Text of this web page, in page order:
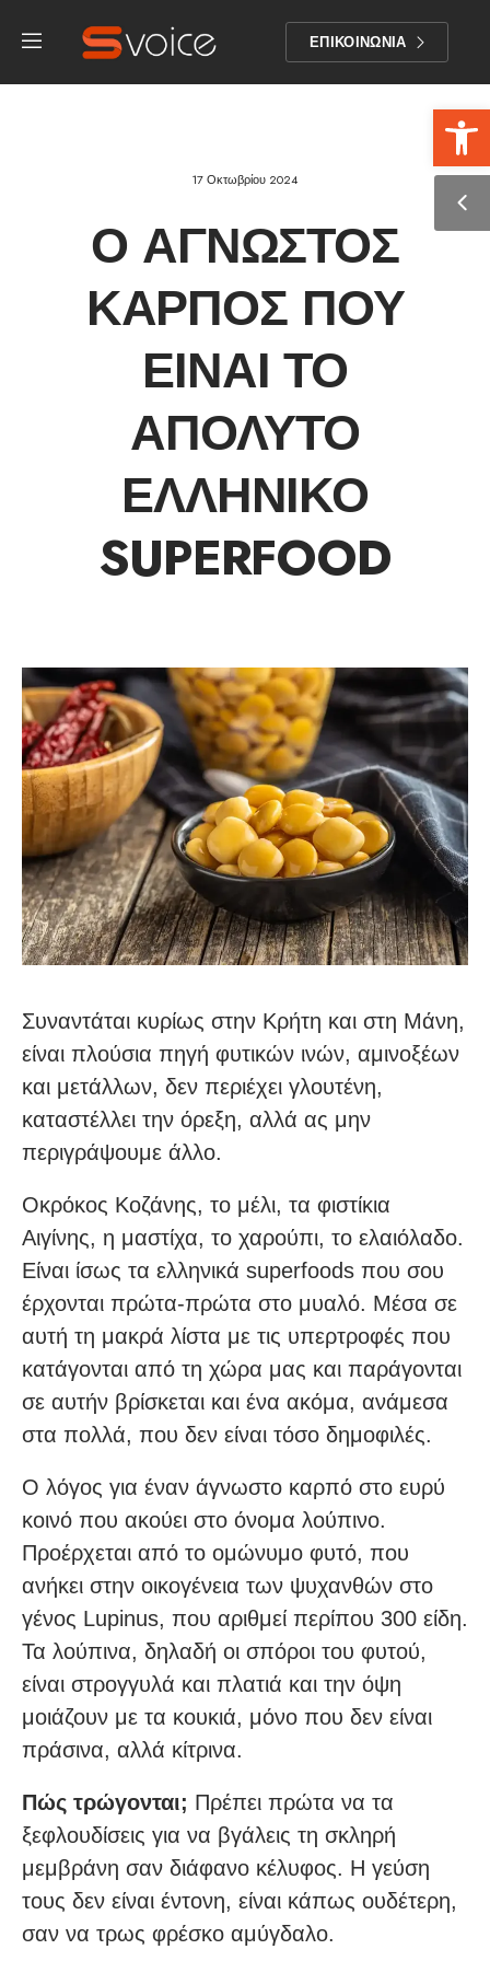
ΕΠΙΚΟΙΝΩΝΙΑ
17 Οκτωβρίου 2024
Ο ΆΓΝΩΣΤΟΣ
ΚΑΡΠΌΣ ΠΟΥ
ΕΊΝΑΙ ΤΟ
ΑΠΌΛΥΤΟ
ΕΛΛΗΝΙΚΌ
SUPERFOOD
Συναντάται κυρίως στην Κρήτη και στη Μάνη,
είναι πλούσια πηγή φυτικών ινών, αμινοξέων
και μετάλλων, δεν περιέχει γλουτένη,
καταστέλλει την όρεξη, αλλά ας μην
περιγράψουμε άλλο.
Οκρόκος Κοζάνης, το μέλι, τα φιστίκια
Αιγίνης, η μαστίχα, το χαρούπι, το ελαιόλαδο.
Είναι ίσως τα ελληνικά superfoods που σου
έρχονται πρώτα-πρώτα στο μυαλό. Μέσα σε
αυτή τη μακρά λίστα με τις υπερτροφές που
κατάγονται από τη χώρα μας και παράγονται
σε αυτήν βρίσκεται και ένα ακόμα, ανάμεσα
στα πολλά, που δεν είναι τόσο δημοφιλές.
Ο λόγος για έναν άγνωστο καρπό στο ευρύ
κοινό που ακούει στο όνομα λούπινο.
Προέρχεται από το ομώνυμο φυτό, που
ανήκει στην οικογένεια των ψυχανθών στο
γένος Lupinus, που αριθμεί περίπου 300 είδη.
Τα λούπινα, δηλαδή οι σπόροι του φυτού,
είναι στρογγυλά και πλατιά και την όψη
μοιάζουν με τα κουκιά, μόνο που δεν είναι
πράσινα, αλλά κίτρινα.
Πώς τρώγονται; Πρέπει πρώτα να τα
ξεφλουδίσεις για να βγάλεις τη σκληρή
μεμβράνη σαν διάφανο κέλυφος. Η γεύση
τους δεν είναι έντονη, είναι κάπως ουδέτερη,
σαν να τρως φρέσκο αμύγδαλο.